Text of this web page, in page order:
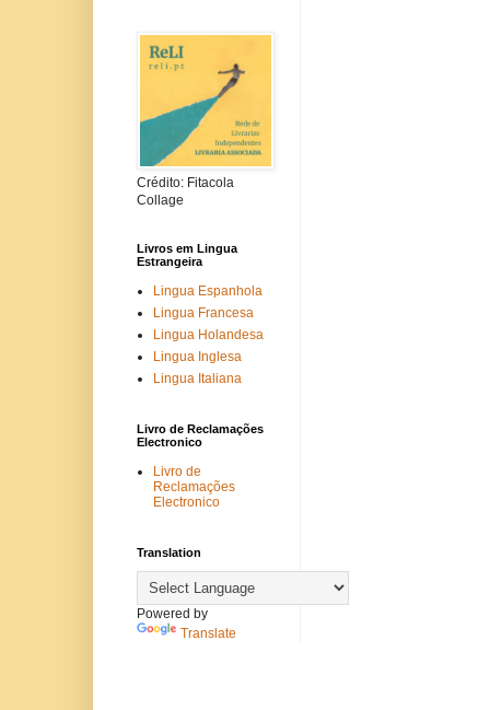
Crédito: Fitacola
Collage
Livros em Lingua
Estrangeira
Lingua Espanhola
Lingua Francesa
Lingua Holandesa
Lingua Inglesa
Lingua Italiana
Livro de Reclamações
Electronico
Livro de
Reclamações
Electronico
Translation
Powered by
Translate